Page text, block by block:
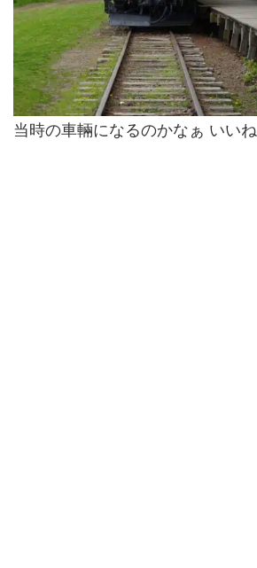
当時の車輛になるのかなぁ いい